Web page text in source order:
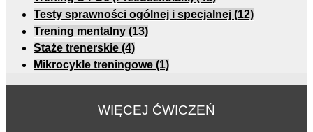
Testy sprawności ogólnej i specjalnej (12)
Trening mentalny (13)
Staże trenerskie (4)
Mikrocykle treningowe (1)
WIĘCEJ ĆWICZEŃ